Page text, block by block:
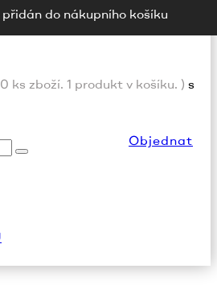
do nákupního košíku
0 ks zboží. 1 produkt v košíku. ) s
Objednat